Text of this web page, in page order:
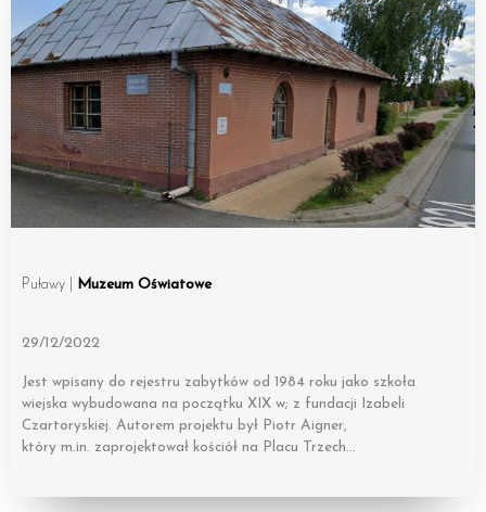
Puławy | Muzeum Oświatowe
29/12/2022
Jest wpisany do rejestru zabytków od 1984 roku jako szkoła
wiejska wybudowana na początku XIX w; z fundacji Izabeli
Czartoryskiej. Autorem projektu był Piotr Aigner,
który m.in. zaprojektował kościół na Placu Trzech…